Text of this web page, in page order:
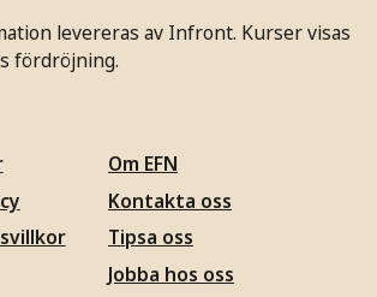
levereras av Infront. Kurser visas
fördröjning.
Om EFN
Kontakta oss
Tipsa oss
Jobba hos oss